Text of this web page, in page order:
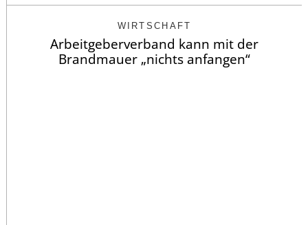
WIRTSCHAFT
Arbeitgeberverband kann mit der
Brandmauer „nichts anfangen“